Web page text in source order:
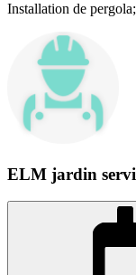
Installation de
ELM jardin